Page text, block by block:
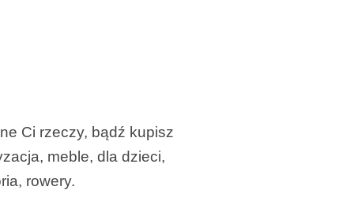
Ci rzeczy, bądź kupisz
meble, dla dzieci,
rowery.